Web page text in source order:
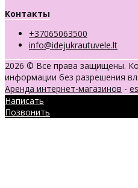
Контакты
+37065063500
info@idejukrautuvele.lt
2026 © Все права защищены.
информации без разрешения
Аренда интернет-магазинов -
Написать
Позвонить